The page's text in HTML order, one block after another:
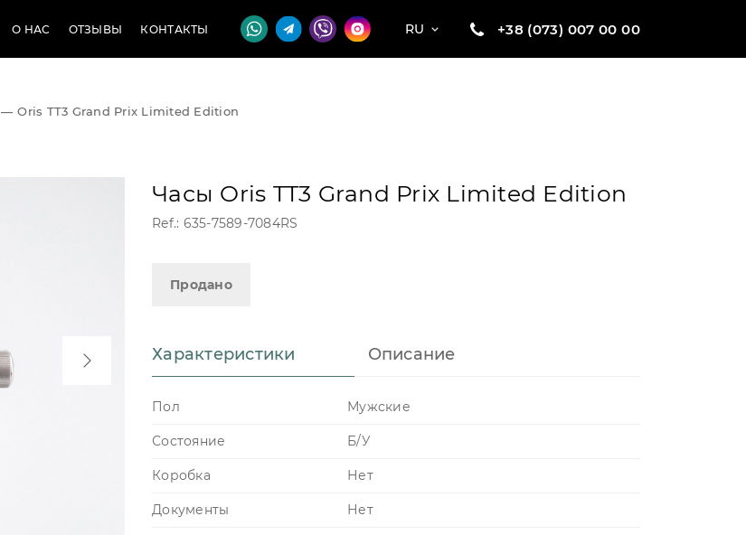
О НАС ОТЗЫВЫ КОНТАКТЫ RU +38 (073) 007 00 00
— Oris TT3 Grand Prix Limited Edition
Часы Oris TT3 Grand Prix Limited Edition
Ref.: 635-7589-7084RS
Продано
Характеристики Описание
Пол Мужские
Состояние Б/У
Коробка Нет
Документы Нет